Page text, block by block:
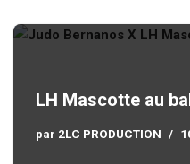
LH Mascotte au
par 2LC PRODUCTION